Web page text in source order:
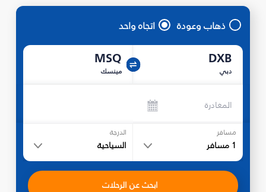
ذهاب وعودة اتجاه واحد
DXB
دبي
MSQ
مينسك
المغادرة
مسافر
1 مسافر
الدرجة
السياحية
ابحث عن الرحلات